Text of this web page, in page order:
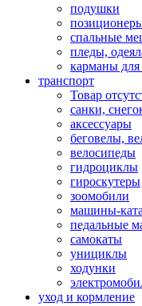
подушки
спальные
пледы,
карманы для
транспорт
Товар
санки,
аксессуары
беговелы,
велосипеды
гидроциклы
гироскутеры
зоомобили
машины-
педальные
самокаты
унициклы
ходунки
уход и кормление